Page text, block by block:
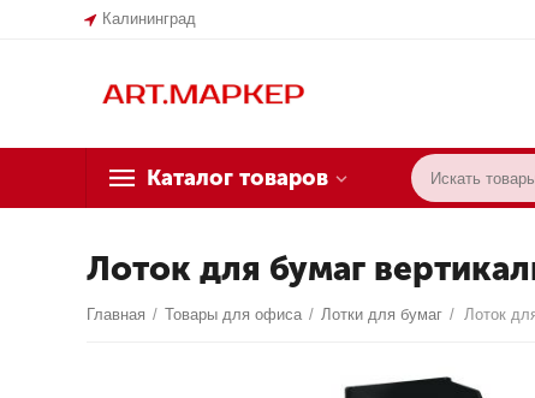
Калининград
Каталог товаров
Лоток для бумаг
Главная / Товары для офиса / Лотки для бумаг /